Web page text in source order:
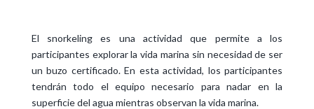
El snorkeling es una actividad que permite a los
participantes explorar la vida marina sin necesidad de ser
un buzo certificado. En esta actividad, los participantes
tendrán todo el equipo necesario para nadar en la
superficie del agua mientras observan la vida marina.